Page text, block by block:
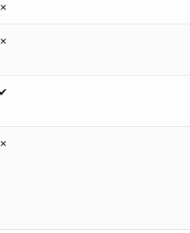
✗
✗
✔
✗